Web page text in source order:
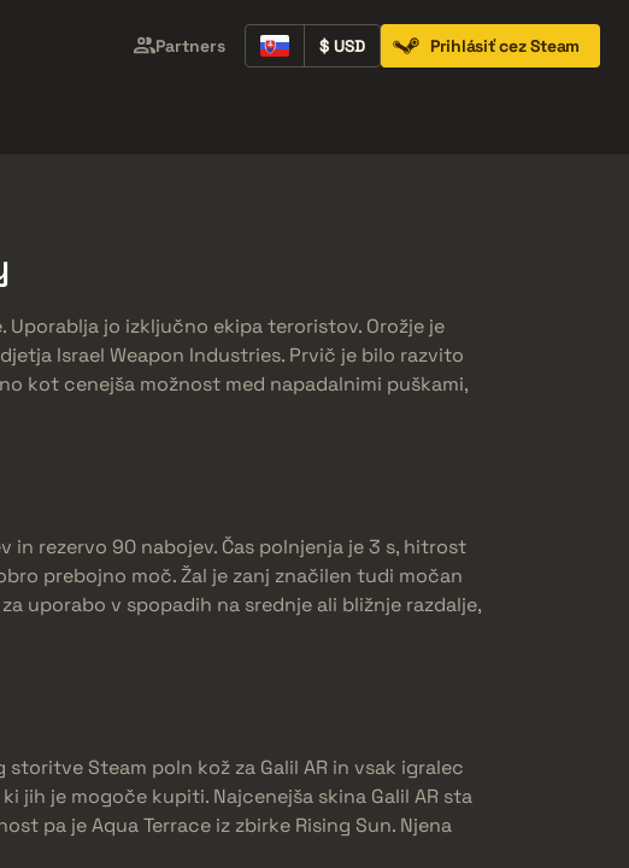
Partners $ USD Prihlásiť cez Steam
Uporablja jo izključno ekipa teroristov. Orožje je
Israel Weapon Industries. Prvič je bilo razvito
kot cenejša možnost med napadalnimi puškami,
in rezervo 90 nabojev. Čas polnjenja je 3 s, hitrost
prebojno moč. Žal je zanj značilen tudi močan
uporabo v spopadih na srednje ali bližnje razdalje,
Steam poln kož za Galil AR in vsak igralec
jih je mogoče kupiti. Najcenejša skina Galil AR sta
pa je Aqua Terrace iz zbirke Rising Sun. Njena